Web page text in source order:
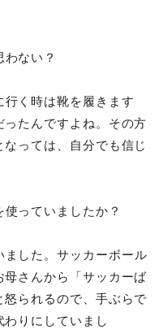
わない？
行く時は靴を履きます
たんですよね。その方
っては、自分でも信じ
使っていましたか？
ました。サッカーボール
母さんから「サッカーば
られるので、手ぶらで
りにしていまし